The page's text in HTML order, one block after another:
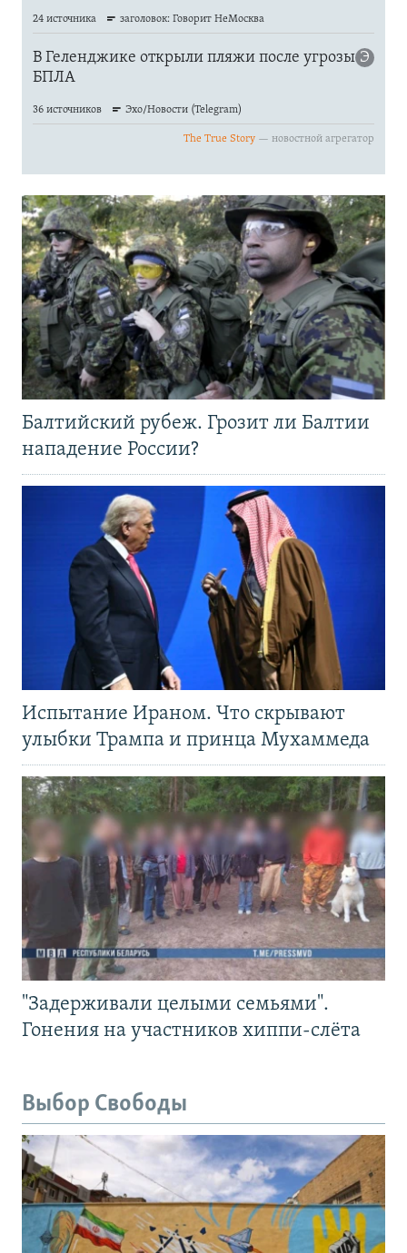
Балтийский рубеж. Грозит ли Балтии
нападение России?
Испытание Ираном. Что скрывают
улыбки Трампа и принца Мухаммеда
"Задерживали целыми семьями".
Гонения на участников хиппи-слёта
Выбор Свободы